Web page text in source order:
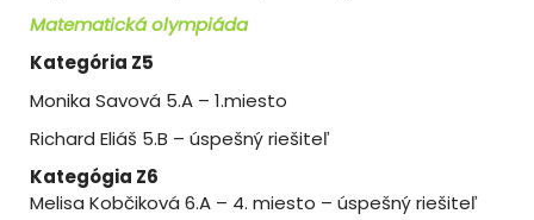
Matematická olympiáda
Kategória Z5
Monika Savová 5.A – 1.miesto
Richard Eliáš 5.B – úspešný riešiteľ
Kategógia Z6
Melisa Kobčiková 6.A – 4. miesto – úspešný riešiteľ